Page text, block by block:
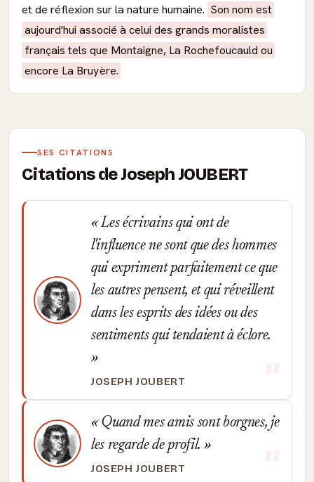
et de réflexion sur la nature humaine. Son nom est
aujourd'hui associé à celui des grands moralistes
français tels que Montaigne, La Rochefoucauld ou
encore La Bruyère.
SES CITATIONS
Citations de Joseph JOUBERT
Les écrivains qui ont de
l'influence ne sont que des hommes
qui expriment parfaitement ce que
les autres pensent, et qui réveillent
dans les esprits des idées ou des
sentiments qui tendaient à éclore.
JOSEPH JOUBERT
Quand mes amis sont borgnes, je
les regarde de profil.
JOSEPH JOUBERT